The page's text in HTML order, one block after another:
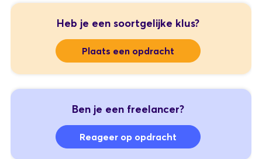
Heb je een soortgelijke klus?
Plaats een opdracht
Ben je een freelancer?
Reageer op opdracht